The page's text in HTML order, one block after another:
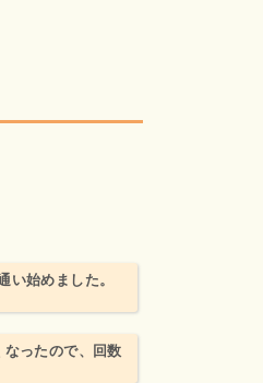
い始めました。
ったので、回数